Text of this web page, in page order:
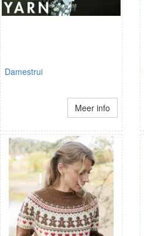
Damestrui
Meer info